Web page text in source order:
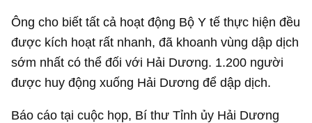
Ông cho biết tất cả hoạt động Bộ Y tế thực hiện đều
được kích hoạt rất nhanh, đã khoanh vùng dập dịch
sớm nhất có thể đối với Hải Dương. 1.200 người
được huy động xuống Hải Dương để dập dịch.
Báo cáo tại cuộc họp, Bí thư Tỉnh ủy Hải Dương